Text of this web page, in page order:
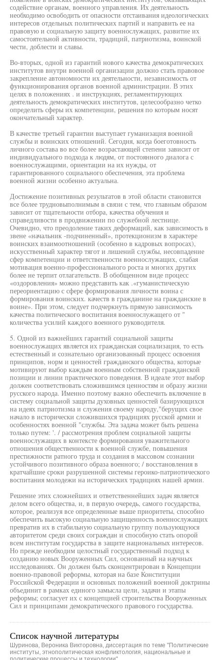
содействие органам, военного управления. Их деятельность
необходимо освободить от опасности отстаивания идеологических
интересов отдельных политических партий и направить ее на
правовую и социальную защиту военнослужащих, развитие их
самостоятельной активности, традиций, патриотизма, воинской
чести, доблести и славы.
Во-вторых, одной из гарантий нового качества демократических
институтов внутри военной организации должно стать правовое
закрепление автономности их деятельности, независимость от
функционирования органов военной администрации. В этих
целях в положениях . и инструкциях, регламентирующих
деятельность демократических институтов, целесообразно четко
определить сферы их компетенции, решения по которым носят
окончательный характер.
В качестве третьей гарантии выступает гуманизация военной
службы и воинских отношений. Сегодня, когда боеготовность
личного состава во все более возрастающей степени зависит от
индивидуального подхода к людям, от постоянного диалога с
военнослужащими, ориентации на их нужды, от
гарантированного социального обеспечения, эта проблема
военной жизни особенно актуальна.
Достижение позитивных результатов в этой области становится
все более трудновыполнимым в связи с тем, что главным образом
зависит от тщательности отбора, качества обучения и
справедливости в продвижении по служебной лестнице.
Очевидно, что преодоление таких деформаций, как зависимость в
звене «начальник -подчиненный», протекционизм в характере
воинских взаимоотношений (особенно в кадровых вопросах),
искусственный характер тягот и лишений службы, несовпадение
сфер компетенции и ответственности военнослужащих, слабая
мотивация военно-профессионального роста и многих других
более не терпит отлагательств. В обобщенном виде процесс
«оздоровления» можно представить как .«гуманистическую
переориентацию с сфере формирования личности воина с
формирования воинских. качеств в гражданине на гражданские в
воине». При этом, следует подчеркнуть прямую зависимость
качества политического воспитания военнослужащего от "
количества усилий каждого военного руководителя.
5. Одной из важнейших гарантий социальной защиты
военнослужащих является их гражданская социализация, то есть
естественный и сознательно организованный процесс освоения
принципов, норм и ценностей гражданского общества, которые
мотивируют выбор каждым военным собственной гражданской
позиции и линии практического поведения. В идеале этот выбор
должен соответствовать сложившимся ценностям и образу жизни
русского народа. Именно поэтому важно обеспечить включение в
систему социальной защиты духовных ценностей базирующихся
на идеях патриотизма и служения своему народу,"берущих свое
начало в исторически сложившихся традициях русской армии и
особенностях военной "службы. Эта задача может быть решена
только путем: '. / рассмотрения проблем социальной защиты
военнослужащих в контексте формирования уважительного
отношения общественности к военной службе, повышения
престижности ратного труда и создания в массовом сознании
устойчивого позитивного образа военного; / восстановления в
кратчайшие сроки разрушенной системы героико-патриотического
воспитания молодежи на исторических традициях нашей армии.
Решение этих сложнейших и ответственнейших задач является
делом всего общества, и, в первую очередь, самого государства,
которое, реализуя все определенные выше приоритеты, способно
обеспечить высокую социальную защищенность военнослужащих
превратив их в стабильную социальную группу пользующуюся
авторитетом среди своих сограждан и способную стать опорой
всем институтам государства в защите национальных интересов.
Но прежде необходим целостный государственный подход к
созданию новых Вооруженных Сил, основанный на научных
исследованиях. Он должен быть сконцентрирован в Концепции
военно-правовой реформы, которая на базе Конституции
Российской Федерации и основных положений военной доктрины
объединит в рамках единого замысла цели, задачи и этапы
реформы; согласует их с концепцией строительства Вооруженных
Сил и принципами демократического правового государства.
Список научной литературы
Шуринова, Вероника Викторовна, диссертация по теме "Политические
институты, этнополитическая конфликтология, национальные и